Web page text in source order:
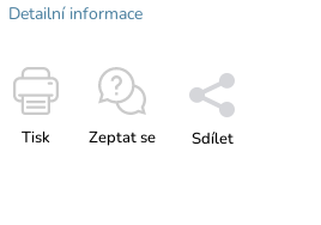
Detailní informace
Tisk Zeptat se Sdílet